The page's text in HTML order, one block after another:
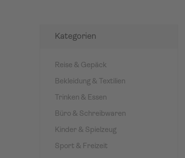
Kategorien
Reise & Gepäck
Bekleidung & Textilien
Trinken & Essen
Büro & Schreibwaren
Kinder & Spielzeug
Sport & Freizeit